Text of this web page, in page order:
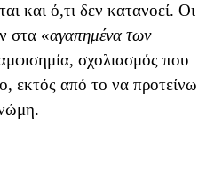
και ό,τι δεν κατανοεί. Οι
στα «αγαπημένα των
σχολιασμός που
εκτός από το να προτείνω